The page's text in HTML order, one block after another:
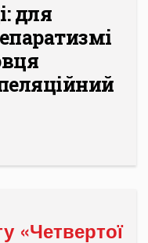
для
«Четвертої